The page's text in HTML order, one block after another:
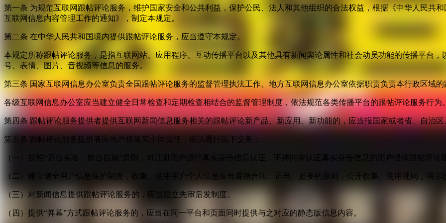
第一条 为规范互联网跟帖评论服务，维护国家安全和公共利益，保护公民、法人和其他组织的合法权益，根据《中华人民共
互联网信息内容管理工作的通知》，制定本规定。
第二条 在中华人民共和国境内提供跟帖评论服务，应当遵守本规定。
本规定所称跟帖评论服务，是指互联网站、应用程序、互动传播平台以及其他具有新闻舆论属性和社会动员功能的传播平台
号、表情、图片、音视频等信息的服务。
第三条 国家互联网信息办公室负责全国跟帖评论服务的监督管理执法工作。地方互联网信息办公室依据职责负责本行政区域
各级互联网信息办公室应当建立健全日常检查和定期检查相结合的监督管理制度，依法规范各类传播平台的跟帖评论服务行为
第四条 跟帖评论服务提供者提供互联网新闻信息服务相关的跟帖评论新产品、新应用、新功能的，应当报国家或者省、自治
第五条 跟帖评论服务提供者应当严格落实主体责任，依法履行以下义务：
（一）按照“后台实名、前台自愿”原则，对注册用户进行真实身份信息认证，不得向未认证真实身份信息的用户提供跟帖评论
（二）建立健全用户信息保护制度，收集、使用用户个人信息应当遵循合法、正当、必要的原则，公开收集、使用规则，明
（三）对新闻信息提供跟帖评论服务的，应当建立先审后发制度。
（四）提供“弹幕”方式跟帖评论服务的，应当在同一平台和页面同时提供与之对应的静态版信息内容。